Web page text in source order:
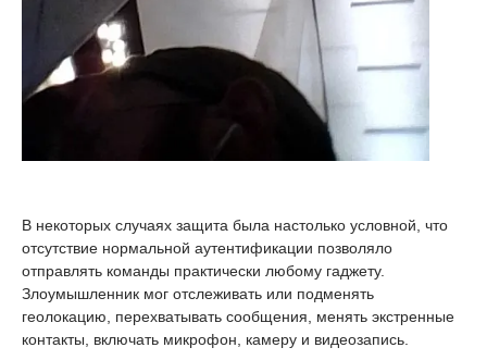
В некоторых случаях защита была настолько условной, что
отсутствие нормальной аутентификации позволяло
отправлять команды практически любому гаджету.
Злоумышленник мог отслеживать или подменять
геолокацию, перехватывать сообщения, менять экстренные
контакты, включать микрофон, камеру и видеозапись.